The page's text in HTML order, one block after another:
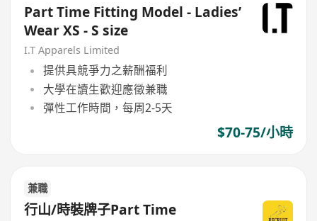
Part Time Fitting Model - Ladies’
Wear XS - S size
I.T Apparels Limited
提供具競爭力之薪酬福利
大學在讀生歡迎應徵兼職
彈性工作時間，每周2-5天
$70-75/小時
兼職
行山/時裝牌子Part Time